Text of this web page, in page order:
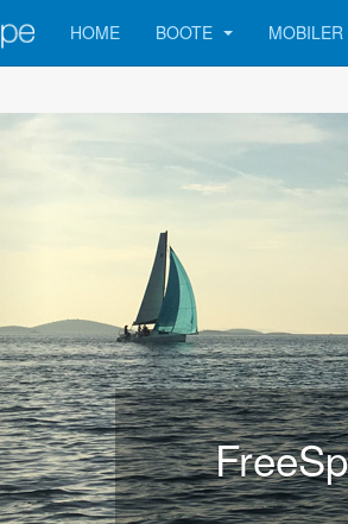
HOME BOOTE